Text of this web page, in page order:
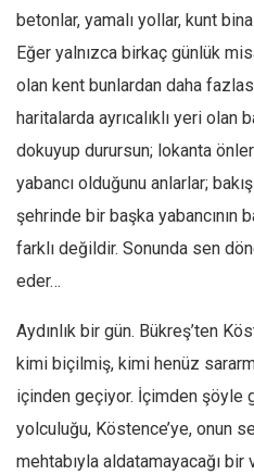
Bağdagül Öz
Esra Elönü
» Yazar arşivi
Bu Sayı
Tüm Sayılar
Kategoriler
Kitap
Karisi kitap sualleri
7 soruda bu hafta
betonlar, yamalı yollar, kunt
Eğer yalnızca birkaç günlük
olan kent bunlardan daha
haritalarda ayrıcalıklı yeri olan
dokuyup durursun; lokanta
yabancı olduğunu anlarlar;
şehrinde bir başka yabancının
farklı değildir. Sonunda sen
eder…
Aydınlık bir gün. Bükreş’ten
kimi biçilmiş, kimi henüz
içinden geçiyor. İçimden şöyle
yolculuğu, Köstence’ye, onun
mehtabıyla aldatamayacağı